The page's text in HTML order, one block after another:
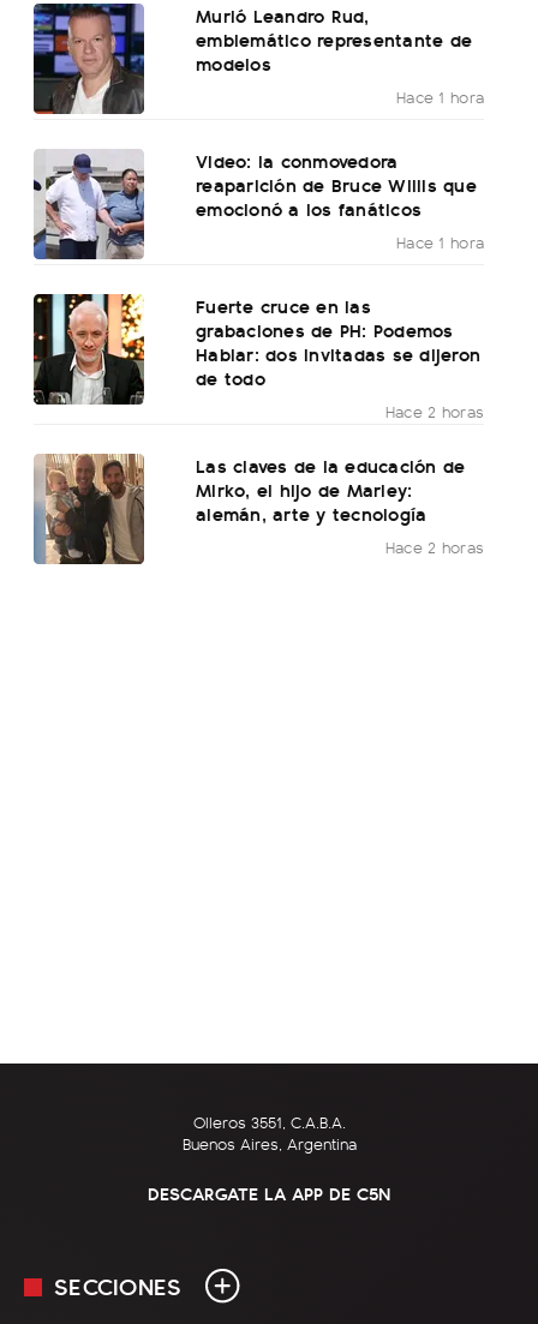
Murió Leandro Rud,
emblemático representante de
modelos
Hace 1 hora
Video: la conmovedora
reaparición de Bruce Willis que
emocionó a los fanáticos
Hace 1 hora
Fuerte cruce en las
grabaciones de PH: Podemos
Hablar: dos invitadas se dijeron
de todo
Hace 2 horas
Las claves de la educación de
Mirko, el hijo de Marley:
alemán, arte y tecnología
Hace 2 horas
Olleros 3551, C.A.B.A.
Buenos Aires, Argentina
DESCARGATE LA APP DE C5N
SECCIONES